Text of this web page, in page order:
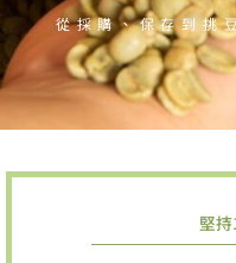
從採購、保存到挑
堅